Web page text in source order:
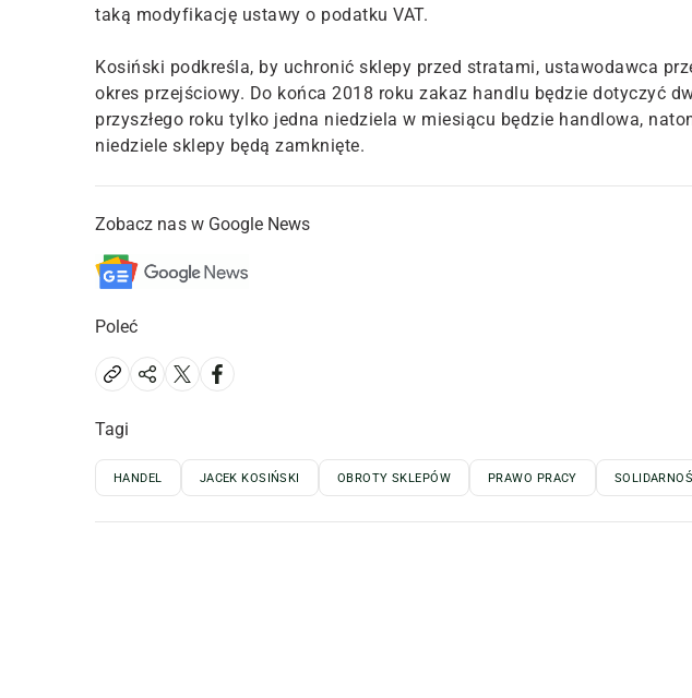
taką modyfikację ustawy o podatku VAT.
Kosiński podkreśla, by uchronić sklepy przed stratami, ustawodawca
okres przejściowy. Do końca 2018 roku zakaz handlu będzie dotyczyć
przyszłego roku tylko jedna niedziela w miesiącu będzie handlowa,
niedziele sklepy będą zamknięte.
Zobacz nas w Google News
Poleć
Tagi
HANDEL JACEK KOSIŃSKI OBROTY SKLEPÓW PRAWO PRACY